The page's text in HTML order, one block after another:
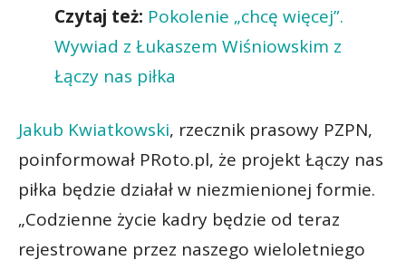
Czytaj też: Pokolenie „chcę więcej”.
Wywiad z Łukaszem Wiśniowskim z
Łączy nas piłka
Jakub Kwiatkowski, rzecznik prasowy PZPN,
poinformował PRoto.pl, że projekt Łączy nas
piłka będzie działał w niezmienionej formie.
„Codzienne życie kadry będzie od teraz
rejestrowane przez naszego wieloletniego